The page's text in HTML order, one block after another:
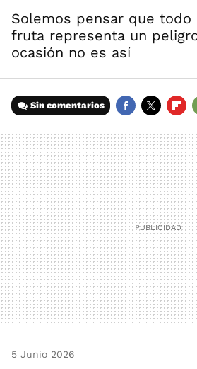
Solemos pensar que
fruta representa un
ocasión no es así
Sin comentarios
5 Junio 2026